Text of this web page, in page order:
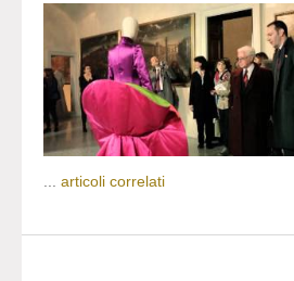
articoli correlati